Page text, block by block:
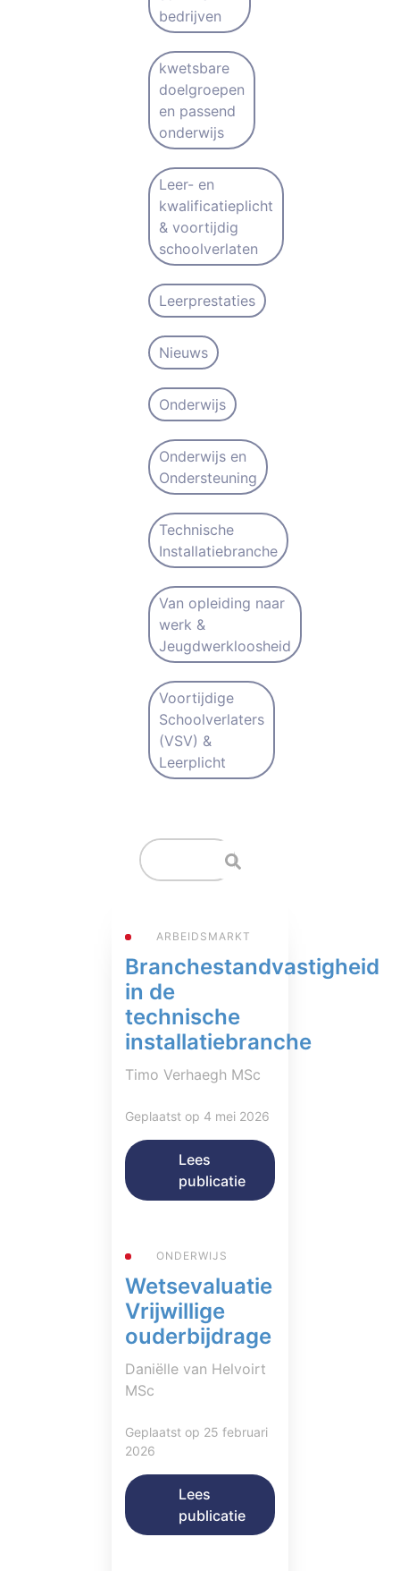
bedrijven
kwetsbare
doelgroepen
en passend
onderwijs
Leer- en
kwalificatieplicht
& voortijdig
schoolverlaten
Leerprestaties
Nieuws
Onderwijs
Onderwijs en
Ondersteuning
Technische
Installatiebranche
Van opleiding naar
werk &
Jeugdwerkloosheid
Voortijdige
Schoolverlaters
(VSV) &
Leerplicht
ARBEIDSMARKT
Branchestandvastigheid
in de
technische
installatiebranche
Timo Verhaegh MSc
Geplaatst op 4 mei 2026
Lees
publicatie
ONDERWIJS
Wetsevaluatie
Vrijwillige
ouderbijdrage
Daniëlle van Helvoirt
MSc
Geplaatst op 25 februari
2026
Lees
publicatie